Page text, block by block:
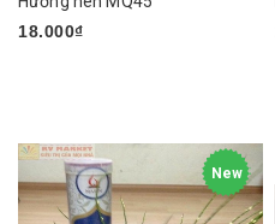
18.000₫
New